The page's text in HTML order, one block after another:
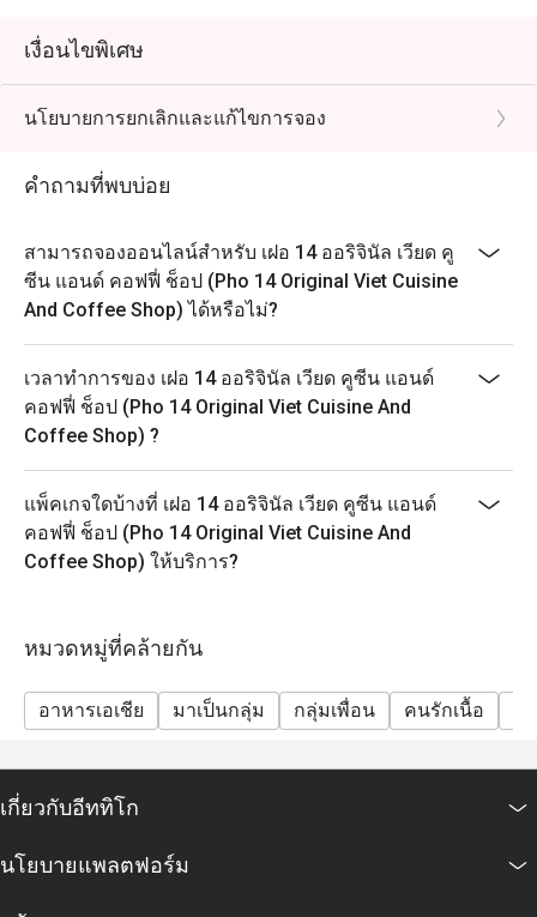
เงื่อนไขพิเศษ
นโยบายการยกเลิกและแก้ไขการจอง
คำถามที่พบบ่อย
สามารถจองออนไลน์สำหรับ เฝอ 14 ออริจินัล เวียด คู
ซีน แอนด์ คอฟฟี่ ช็อป (Pho 14 Original Viet Cuisine
And Coffee Shop) ได้หรือไม่?
เวลาทำการของ เฝอ 14 ออริจินัล เวียด คูซีน แอนด์
คอฟฟี่ ช็อป (Pho 14 Original Viet Cuisine And
Coffee Shop) ?
แพ็คเกจใดบ้างที่ เฝอ 14 ออริจินัล เวียด คูซีน แอนด์
คอฟฟี่ ช็อป (Pho 14 Original Viet Cuisine And
Coffee Shop) ให้บริการ?
หมวดหมู่ที่คล้ายกัน
อาหารเอเชีย มาเป็นกลุ่ม กลุ่มเพื่อน คนรักเนื้อ
เกี่ยวกับอีททิโก
นโยบายแพลตฟอร์ม